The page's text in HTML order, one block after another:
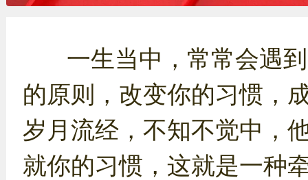
一生当中，常常会遇
的原则，改变你的习惯，
岁月流经，不知不觉中，
就你的习惯，这就是一种